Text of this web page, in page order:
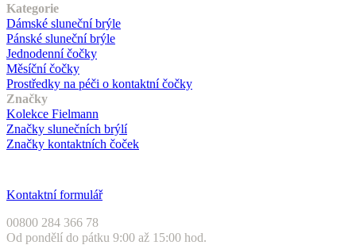
Kategorie
Dámské sluneční brýle
Pánské sluneční brýle
Jednodenní čočky
Měsíční čočky
Prostředky na péči o kontaktní čočky
Značky
Kolekce Fielmann
Značky slunečních brýlí
Značky kontaktních čoček
Kontaktní formulář
00800 284 366 78
Od pondělí do pátku 9:00 až 15:00 hod.